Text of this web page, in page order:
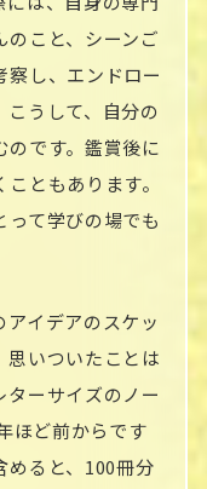
こと、シーンご
察し、エンドロー
うして、自分の
のです。鑑賞後に
ともあります。
て学びの場でも
イデアのスケッ
思いついたことは
ーサイズのノー
ほど前からです
めると、100冊分